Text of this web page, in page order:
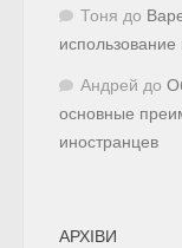
Тоня до
Андрей до
основные
иностранцев
АРХІВИ